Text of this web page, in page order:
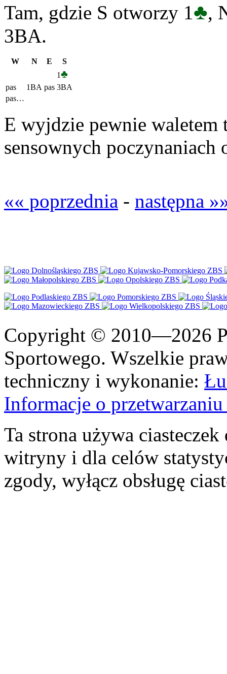
Tam, gdzie S otworzy 1♣,
3BA.
W N E
S
1♣
pas 1BA pas 3BA
pas…
E wyjdzie pewnie
sensownych
«« poprzednia - następna
Copyright © 2010—2026
Sportowego. Wszelkie
techniczny i wykonanie:
Informacje o
Ta strona używa
witryny i dla celów
zgody, wyłącz obsługę